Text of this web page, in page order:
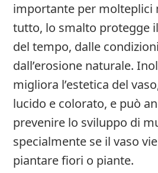
importante per molteplici
tutto, lo smalto protegge il
del tempo, dalle
dall’erosione naturale.
migliora l’estetica del
lucido e colorato, e può
prevenire lo sviluppo di
specialmente se il vaso
piantare fiori o piante.